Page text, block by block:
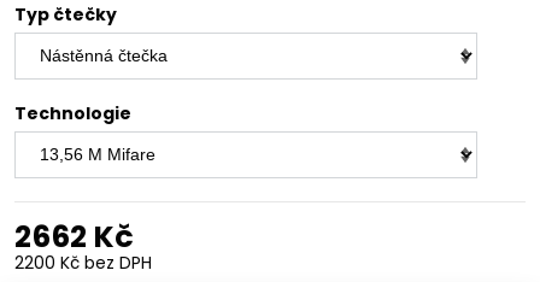
Typ čtečky
Technologie
2662 Kč
2200 Kč bez DPH